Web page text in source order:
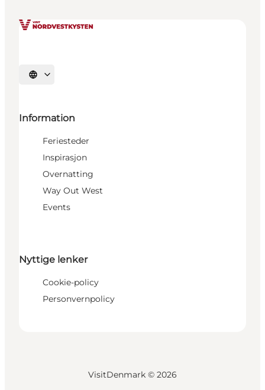
Velg språk
Information
Feriesteder
Inspirasjon
Overnatting
Way Out West
Events
Nyttige lenker
Cookie-policy
Personvernpolicy
VisitDenmark © 2026